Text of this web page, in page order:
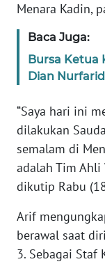
Menara Kadin,
Baca Juga:
Bursa Ketua
Dian
“Saya hari ini
dilakukan
semalam di
adalah Tim Ahli
dikutip Rabu
Arif
berawal saat
3. Sebagai Staf
KAMI
INFO
TENTANG
MEDIA